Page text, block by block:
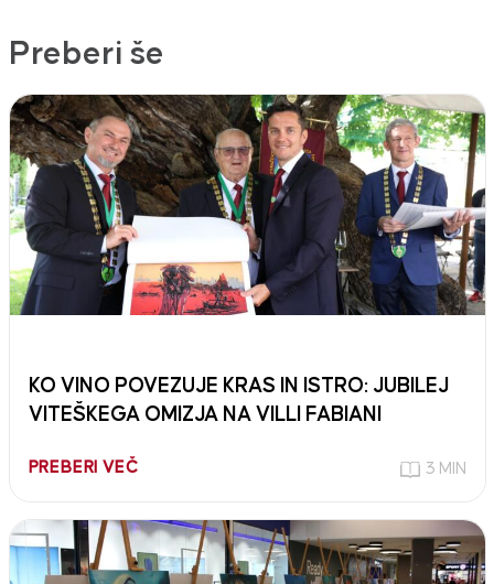
Preberi še
KO VINO POVEZUJE KRAS IN ISTRO: JUBILEJ
VITEŠKEGA OMIZJA NA VILLI FABIANI
PREBERI VEČ 3 MIN